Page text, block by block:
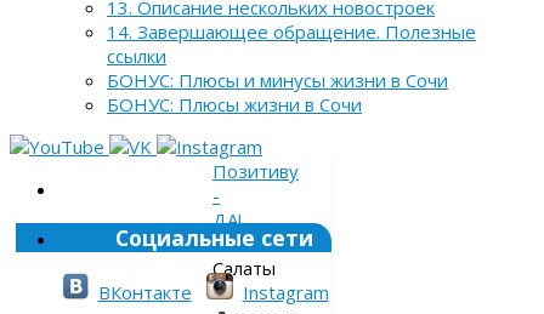
13. Описание нескольких новостроек
14. Завершающее обращение. Полезные
ссылки
БОНУС: Плюсы и минусы жизни в Сочи
БОНУС: Плюсы жизни в Сочи
Позитиву
-
ДА!
»
Салаты
Социальные сети
ВКонтакте Instagram